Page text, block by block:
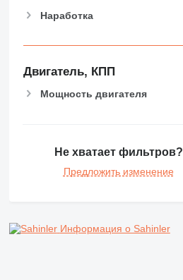
Наработка
Двигатель, КПП
Мощность двигателя
Не хватает фильтров?
Предложить изменение
Информация о Sahinler